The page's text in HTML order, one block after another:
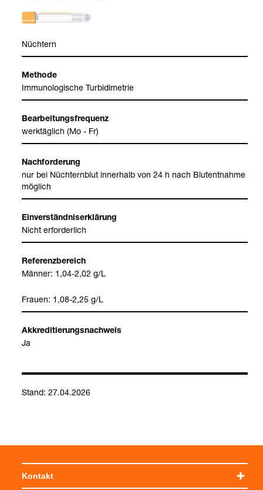
Nüch­tern
Methode
Immu­no­lo­gi­sche Tur­bi­di­me­trie
Bear­bei­tungs­fre­quenz
werk­täg­lich (Mo - Fr)
Nach­for­de­rung
nur bei Nüch­tern­blut inner­halb von 24 h nach Blut­ent­nahme
mög­lich
Ein­ver­ständ­nis­er­klä­rung
Nicht erfor­der­lich
Refe­renz­be­reich
Män­ner: 1,04-2,02 g/L
Frauen: 1,08-2,25 g/L
Akkre­di­tie­rungs­nach­weis
Ja
Stand: 27.04.2026
Kontakt